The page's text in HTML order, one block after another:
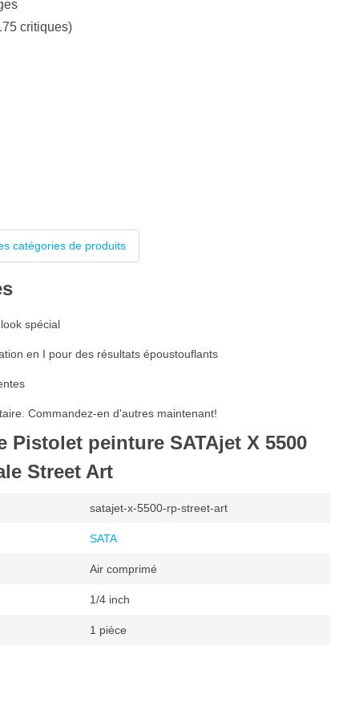
critiques)
catégories de produits
spécial
en I pour des résultats époustouflants
Commandez-en d'autres maintenant!
Pistolet peinture SATAjet X 5500
Street Art
satajet-x-5500-rp-street-art
SATA
Air comprimé
1/4 inch
1 pièce